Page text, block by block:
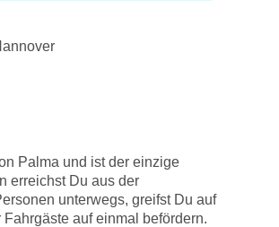
Palma und ist der einzige
erreichst Du aus der
unterwegs, greifst Du auf
auf einmal befördern.